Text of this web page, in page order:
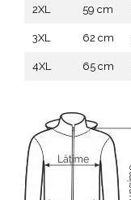
2XL 59 cm
3XL 62 cm
4XL 65 cm